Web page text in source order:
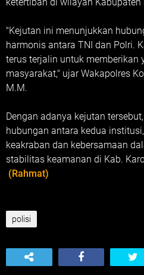
"Kejutan ini menunjukkan
harmonis antara TNI dan Polri.
terus terjalin untuk memberikan
masyarakat," ujar Wakapolres
M.M.
Dengan adanya kejutan
hubungan antara kedua
keakraban dan kebersamaan
stabilitas keamanan di Kab.
(Rahmat)
polisi